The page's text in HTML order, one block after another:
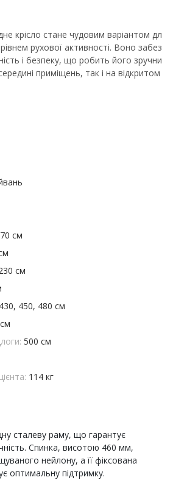
крісло стане чудовим варіантом дл
рухової активності. Воно забез
і безпеку, що робить його зручни
приміщень, так і на відкритом
см
см
450, 480 см
500 см
114 кг
сталеву раму, що гарантує
Спинка, висотою 460 мм,
нейлону, а її фіксована
оптимальну підтримку.